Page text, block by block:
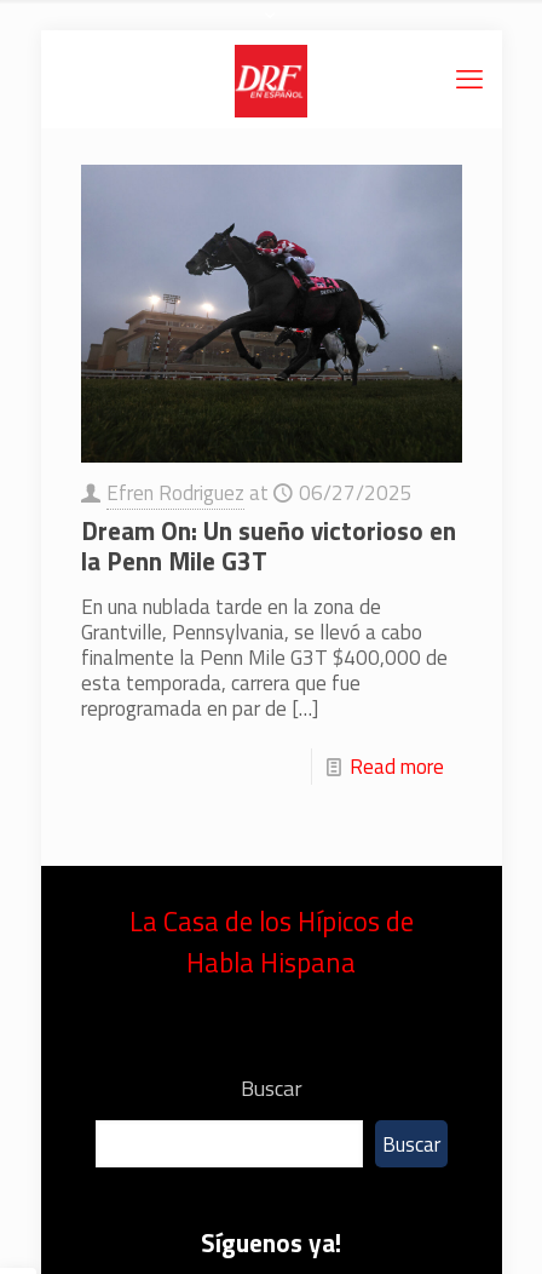
Efren Rodriguez at 06/27/2025
Dream On: Un sueño victorioso en
la Penn Mile G3T
En una nublada tarde en la zona de
Grantville, Pennsylvania, se llevó a cabo
finalmente la Penn Mile G3T $400,000 de
esta temporada, carrera que fue
reprogramada en par de […]
Read more
La Casa de los Hípicos de
Habla Hispana
Buscar
Buscar
Síguenos ya!